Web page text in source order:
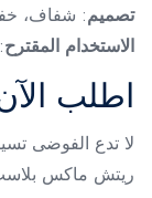
تصميم: شفاف،
الاستخدام المقترح
اطلب
لا تدع الفوضى
ريتش ماكس